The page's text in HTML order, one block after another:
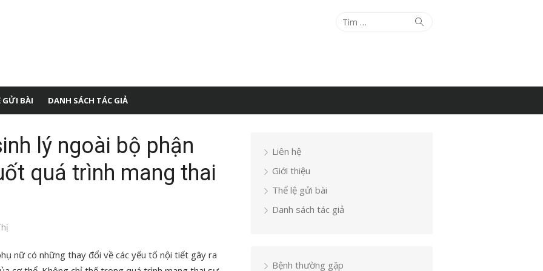
Tìm
Tìm
GỬI BÀI DANH SÁCH TÁC GIẢ
lý ngoài bộ phận
quá trình mang thai
nữ có những thay đổi về các yếu tố nội tiết gây ra
Liên hệ
Giới thiệu
Thể lệ gửi bài
Danh sách tác giả
Bệnh thường gặp